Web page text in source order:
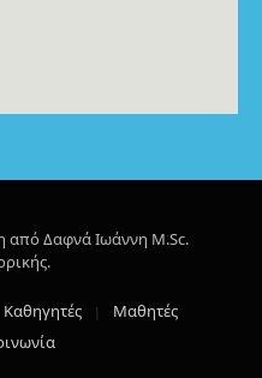
από Δαφνά Ιωάννη M.Sc.
Καθηγητές
Μαθητές